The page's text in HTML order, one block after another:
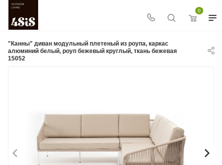
0
"Канны" диван модульный плетеный из роупа, каркас
алюминий белый, роуп бежевый круглый, ткань бежевая
15052